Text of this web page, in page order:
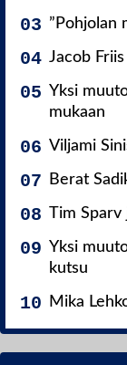
”Pohjolan
Jacob
Yksi
mukaan
Viljami
Berat
Tim Sparv
Yksi
kutsu
Mika